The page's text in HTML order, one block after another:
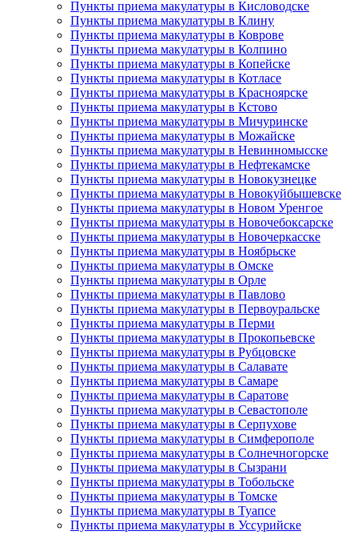
Пункты приема макулатуры в Кисловодске
Пункты приема макулатуры в Клину
Пункты приема макулатуры в Коврове
Пункты приема макулатуры в Колпино
Пункты приема макулатуры в Копейске
Пункты приема макулатуры в Котласе
Пункты приема макулатуры в Красноярске
Пункты приема макулатуры в Кстово
Пункты приема макулатуры в Мичуринске
Пункты приема макулатуры в Можайске
Пункты приема макулатуры в Невинномысске
Пункты приема макулатуры в Нефтекамске
Пункты приема макулатуры в Новокузнецке
Пункты приема макулатуры в Новокуйбышевске
Пункты приема макулатуры в Новом Уренгое
Пункты приема макулатуры в Новочебоксарске
Пункты приема макулатуры в Новочеркасске
Пункты приема макулатуры в Ноябрьске
Пункты приема макулатуры в Омске
Пункты приема макулатуры в Орле
Пункты приема макулатуры в Павлово
Пункты приема макулатуры в Первоуральске
Пункты приема макулатуры в Перми
Пункты приема макулатуры в Прокопьевске
Пункты приема макулатуры в Рубцовске
Пункты приема макулатуры в Салавате
Пункты приема макулатуры в Самаре
Пункты приема макулатуры в Саратове
Пункты приема макулатуры в Севастополе
Пункты приема макулатуры в Серпухове
Пункты приема макулатуры в Симферополе
Пункты приема макулатуры в Солнечногорске
Пункты приема макулатуры в Сызрани
Пункты приема макулатуры в Тобольске
Пункты приема макулатуры в Томске
Пункты приема макулатуры в Туапсе
Пункты приема макулатуры в Уссурийске